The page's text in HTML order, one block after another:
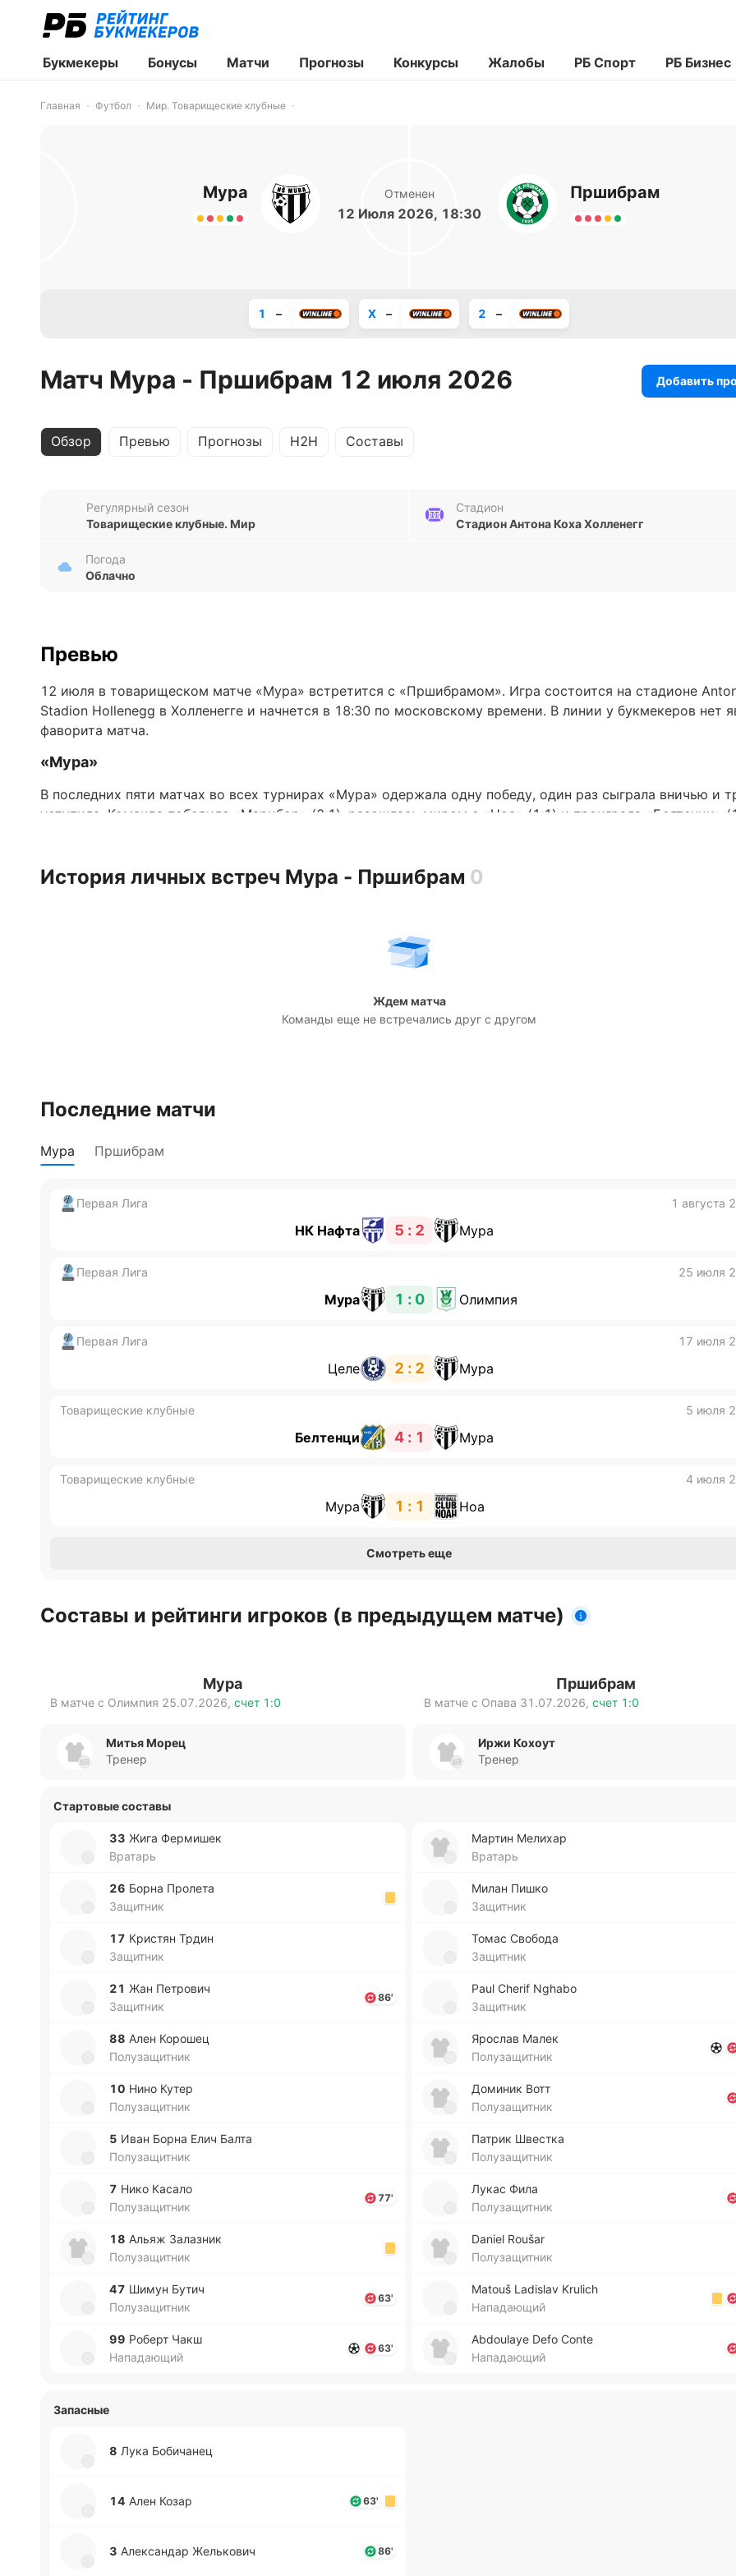
Букмекеры Бонусы Матчи Прогнозы Конкурсы Жалобы РБ Спорт РБ Бизнес
Главная Футбол Мир. Товарищеские клубные
Мура Отменен
12 Июля 2026, 18:30
Пршибрам
1 – X – 2 –
Матч Мура - Пршибрам 12 июля 2026 Добавить
Обзор Превью Прогнозы H2H Составы
Регулярный сезон
Товарищеские клубные. Мир
Стадион
Стадион Антона Коха Холленегг
Погода
Облачно
Превью
12 июля в товарищеском матче «Мура» встретится с «Пршибрамом». Игра состоится на стадионе
Stadion Hollenegg в Холленегге и начнется в 18:30 по московскому времени. В линии у букмекеров нет
фаворита матча.
«Мура»
В последних пяти матчах во всех турнирах «Мура» одержала одну победу, один раз сыграла вничью и
уступила. Команда победила «Марибор» (2:1), разошлась миром с «Ноа» (1:1) и проиграла «Белтенци»
«Мура» в последнее время забивает стабильно — шесть голов в пяти последних матчах.
Команда из Пршибрама поделила очки с «Теплице» (0:0), «Опавой» (0:0) и «Простеёвом» (0:0), а также
«Пршибрам» в последнее время забивает крайне мало — один гол в пяти последних матчах.
Дмитрий Разумец
История личных встреч Мура - Пршибрам 0
Ждем матча
Команды еще не встречались друг с другом
Последние матчи
Мура Пршибрам
Первая Лига 1 августа
НК Нафта 5 : 2 Мура
Первая Лига 25 июля
Мура 1 : 0 Олимпия
Первая Лига 17 июля
Целе 2 : 2 Мура
Товарищеские клубные 5 июля
Белтенци 4 : 1 Мура
Товарищеские клубные 4 июля
Мура 1 : 1 Ноа
Смотреть еще
Составы и рейтинги игроков (в предыдущем матче)
Мура
В матче с Олимпия 25.07.2026, счет 1:0
Пршибрам
В матче с Опава 31.07.2026, счет 1:0
Митья Морец
Тренер
Иржи Кохоут
Тренер
Стартовые составы
33 Жига Фе­рми­шек
Вратарь
26 Борна Про­ле­та
Защитник
17 Кри­стян Трдин
Защитник
21 Жан Пе­тро­вич
Защитник
86'
88 Ален Ко­ро­шец
Полузащитник
10 Нино Кутер
Полузащитник
5 Иван Борна Елич Балта
Полузащитник
7 Нико Касало
Полузащитник
77'
18 Альяж За­ла­зник
Полузащитник
47 Шимун Бутич
Полузащитник
63'
99 Роберт Чакш
Нападающий
63'
Мартин Ме­ли­хар
Вратарь
Милан Пишко
Защитник
Томас Сво­бо­да
Защитник
Paul Cherif Nghabo
Защитник
Яро­слав Малек
Полузащитник
До­ми­ник Вотт
Полузащитник
Патрик Шве­стка
Полузащитник
Лукас Фила
Полузащитник
Daniel Roušar
Полузащитник
Matouš Ladislav Krulich
Нападающий
Abdoulaye Defo Conte
Нападающий
Запасные
8 Лука Бо­би­ча­нец
14 Ален Козар 63'
3 Але­кса­ндар Же­лько­вич 86'